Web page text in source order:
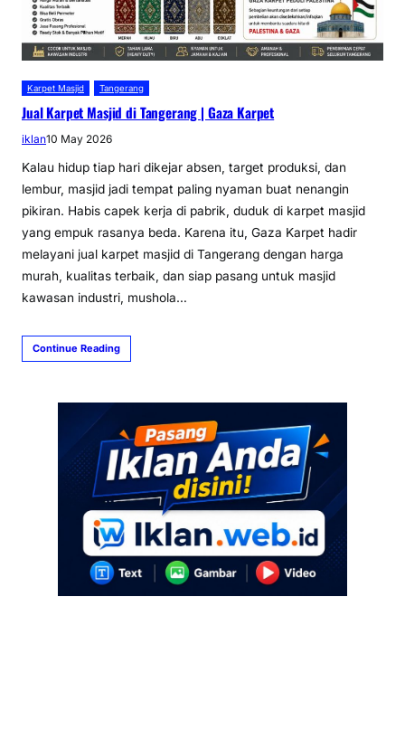
Karpet Masjid Tangerang
Jual Karpet Masjid di Tangerang | Gaza Karpet
iklan10 May 2026
Kalau hidup tiap hari dikejar absen, target produksi, dan
lembur, masjid jadi tempat paling nyaman buat nenangin
pikiran. Habis capek kerja di pabrik, duduk di karpet masjid
yang empuk rasanya beda. Karena itu, Gaza Karpet hadir
melayani jual karpet masjid di Tangerang dengan harga
murah, kualitas terbaik, dan siap pasang untuk masjid
kawasan industri, mushola…
Continue Reading